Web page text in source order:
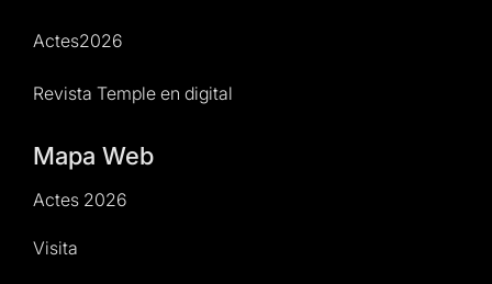
Actes2026
Revista Temple en digital
Mapa Web
Actes 2026
Visita